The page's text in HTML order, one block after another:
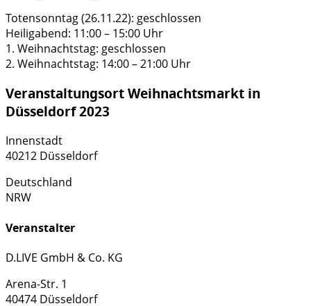
Totensonntag (26.11.22): geschlossen
Heiligabend: 11:00 – 15:00 Uhr
1. Weihnachtstag: geschlossen
2. Weihnachtstag: 14:00 – 21:00 Uhr
Veranstaltungsort Weihnachtsmarkt in
Düsseldorf 2023
Innenstadt
40212 Düsseldorf
Deutschland
NRW
Veranstalter
D.LIVE GmbH & Co. KG
Arena-Str. 1
40474 Düsseldorf